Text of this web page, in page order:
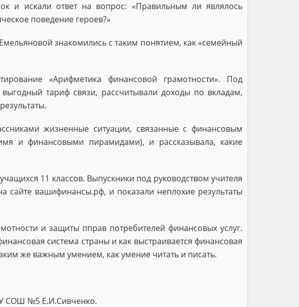
и искали ответ на вопрос: «Правильным ли являлось
поведение героев?»
знакомились с таким понятием, как «семейный
«Арифметика финансовой грамотности». Под
тариф связи, рассчитывали доходы по вкладам,
жизненные ситуации, связанные с финансовым
и финансовыми пирамидами), и рассказывала, какие
11 классов. Выпускники под руководством учителя
вашифинансы.рф, и показали неплохие результаты
и защиты пправ потребителей финансовых услуг.
система страны и как выстраивается финансовая
же важным умением, как умение читать и писать.
СОШ №5 Е.И.Сивченко.